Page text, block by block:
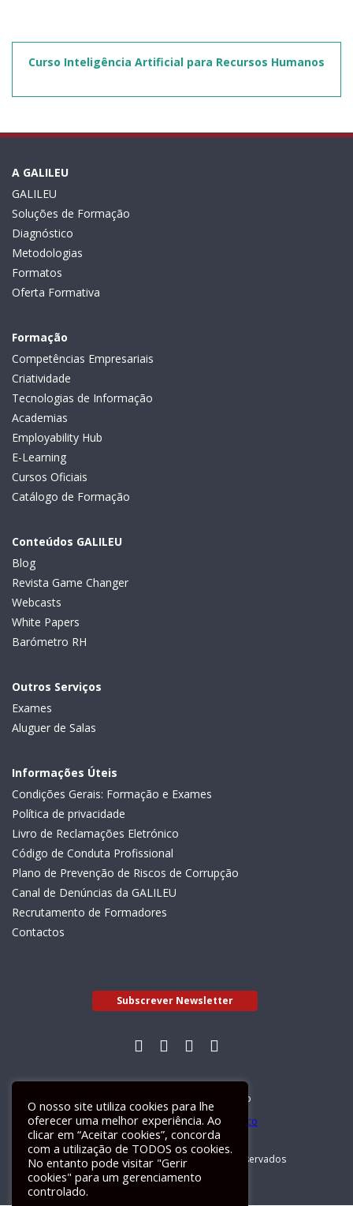
Curso Inteligência Artificial para Recursos Humanos
A GALILEU
GALILEU
Soluções de Formação
Diagnóstico
Metodologias
Formatos
Oferta Formativa
Formação
Competências Empresariais
Criatividade
Tecnologias de Informação
Academias
Employability Hub
E-Learning
Cursos Oficiais
Catálogo de Formação
Conteúdos GALILEU
Blog
Revista Game Changer
Webcasts
White Papers
Barómetro RH
Outros Serviços
Exames
Aluguer de Salas
Informações Úteis
Condições Gerais: Formação e Exames
Política de privacidade
Livro de Reclamações Eletrónico
Código de Conduta Profissional
Plano de Prevenção de Riscos de Corrupção
Canal de Denúncias da GALILEU
Recrutamento de Formadores
Contactos
Subscrever Newsletter
Livro de Reclamações Electrónico
GALILEU 2026 © Todos os direitos reservados
O nosso site utiliza cookies para lhe
oferecer uma melhor experiência. Ao
clicar em “Aceitar cookies”, concorda
com a utilização de TODOS os cookies.
No entanto pode visitar "Gerir
cookies" para um gerenciamento
controlado.